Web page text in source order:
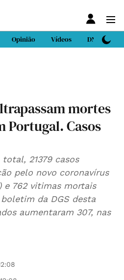
Opinião Vídeos DN Sport
mortes
Portugal. Casos
21379 casos
pelo novo coronavírus
e 762 vitimas mortais
da DGS desta
aumentaram 307, nas